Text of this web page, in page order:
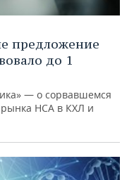
предложение
до 1
— о сорвавшемся
НСА в КХЛ и